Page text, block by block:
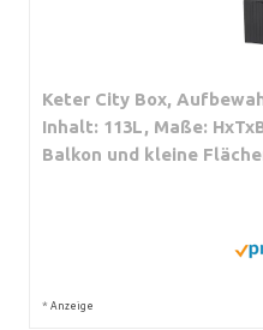
Keter City Box,
Inhalt: 113L, Maße:
Balkon und kleine
* Anzeige